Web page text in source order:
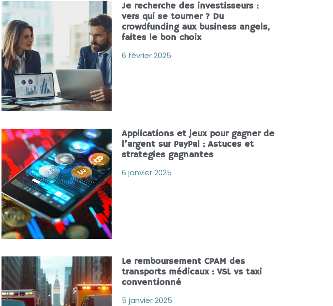
Je recherche des investisseurs :
vers qui se tourner ? Du
crowdfunding aux business angels,
faites le bon choix
6 février 2025
Applications et jeux pour gagner de
l’argent sur PayPal : Astuces et
strategies gagnantes
6 janvier 2025
Le remboursement CPAM des
transports médicaux : VSL vs taxi
conventionné
5 janvier 2025